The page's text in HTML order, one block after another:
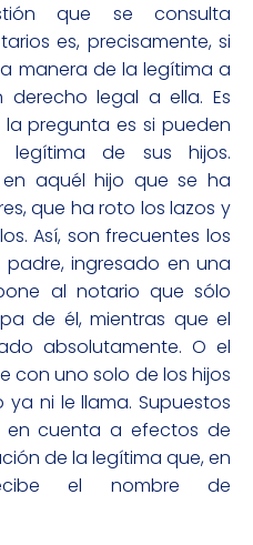
que se consulta
es, precisamente, si
manera de la legítima a
derecho legal a ella. Es
pregunta es si pueden
legítima de sus hijos.
en aquél hijo que se ha
que ha roto los lazos y
Así, son frecuentes los
ingresado en una
al notario que sólo
de él, mientras que el
absolutamente. O el
con uno solo de los hijos
ni le llama. Supuestos
en cuenta a efectos de
de la legítima que, en
el nombre de